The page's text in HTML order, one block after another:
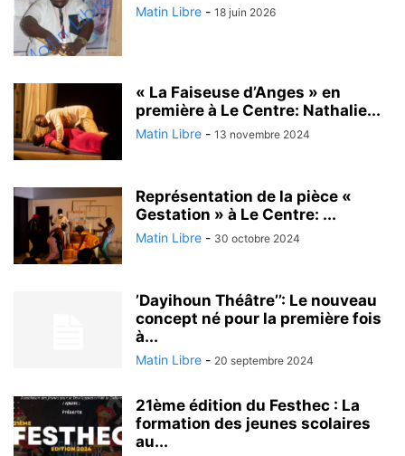
Matin Libre - 18 juin 2026
« La Faiseuse d’Anges » en
première à Le Centre: Nathalie...
Matin Libre - 13 novembre 2024
Représentation de la pièce «
Gestation » à Le Centre: ...
Matin Libre - 30 octobre 2024
’Dayihoun Théâtre’’: Le nouveau
concept né pour la première fois
à...
Matin Libre - 20 septembre 2024
21ème édition du Festhec : La
formation des jeunes scolaires
au...